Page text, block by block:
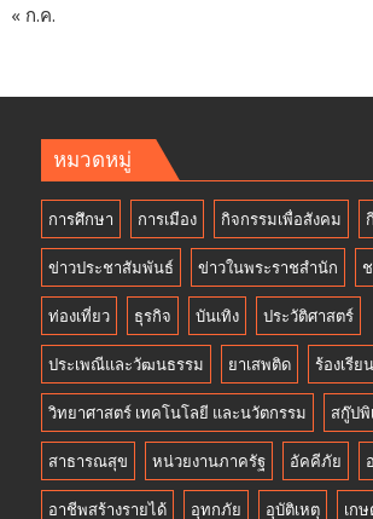
« ก.ค.
หมวดหมู่
การศึกษา การเมือง กิจกรรมเพื่อสังคม
ข่าวประชาสัมพันธ์ ข่าวในพระราชสำนัก
ท่องเที่ยว ธุรกิจ บันเทิง ประวัติศาสตร์
ประเพณีและวัฒนธรรม ยาเสพติด ร้องเรียน
วิทยาศาสตร์ เทคโนโลยี และนวัตกรรม สกู๊ปพิ
สาธารณสุข หน่วยงานภาครัฐ อัคคีภัย
อาชีพสร้างรายได้ อุทกภัย อุบัติเหตุ เก